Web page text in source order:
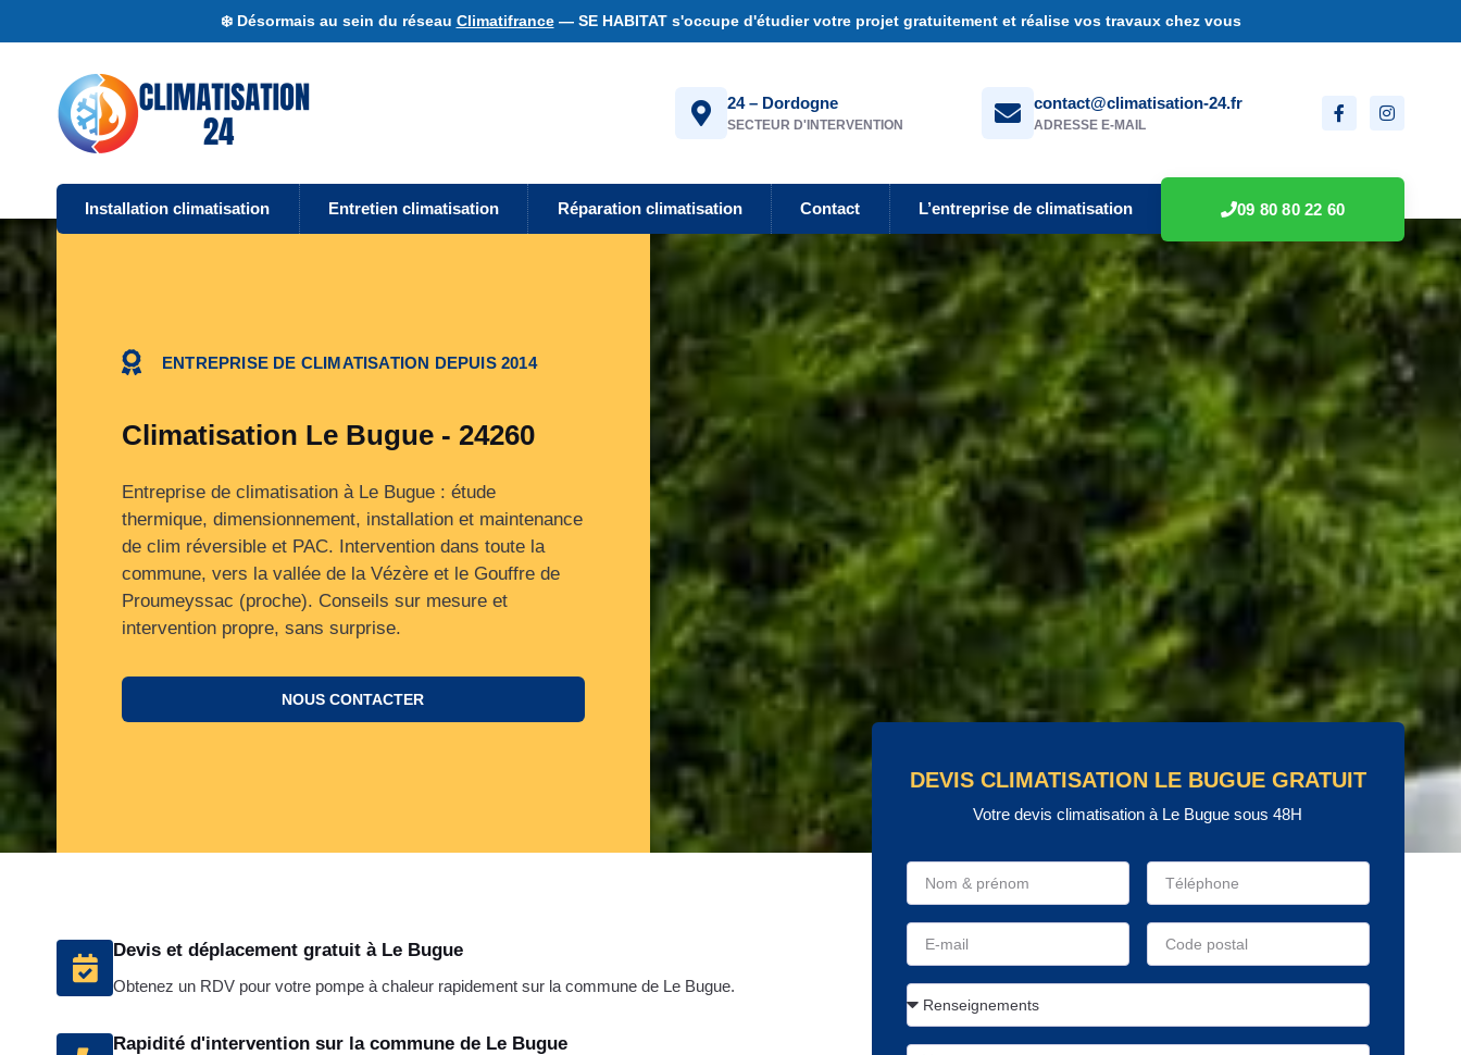
❄️ Désormais au sein du réseau Climatifrance— SE HABITAT s'occupe d'étudier votre projet gratuitement et réalise vos travaux chez vous
24 – Dordogne
SECTEUR D'INTERVENTION
contact@climatisation-24.fr
ADRESSE E-MAIL
Installation climatisation Entretien climatisation Réparation climatisation Contact L’entreprise de climatisation 09 80 80 22 60
ENTREPRISE DE CLIMATISATION DEPUIS 2014
Climatisation Le Bugue - 24260
Entreprise de climatisation à Le Bugue : étude
thermique, dimensionnement, installation et maintenance
de clim réversible et PAC. Intervention dans toute la
commune, vers la vallée de la Vézère et le Gouffre de
Proumeyssac (proche). Conseils sur mesure et
intervention propre, sans surprise.
NOUS CONTACTER
Devis et déplacement gratuit à Le Bugue
Obtenez un RDV pour votre pompe à chaleur rapidement sur la commune de Le Bugue.
Rapidité d'intervention sur la commune de Le Bugue
DEVIS CLIMATISATION LE BUGUE GRATUIT
Votre devis climatisation à Le Bugue sous 48H